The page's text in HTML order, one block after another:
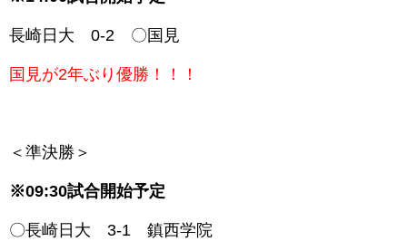
長崎日大 0-2 〇国見
国見が2年ぶり優勝！！！
＜準決勝＞
※09:30試合開始予定
〇長崎日大 3-1 鎮西学院